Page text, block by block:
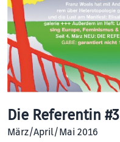
Die Referentin #3
März/April/Mai 2016